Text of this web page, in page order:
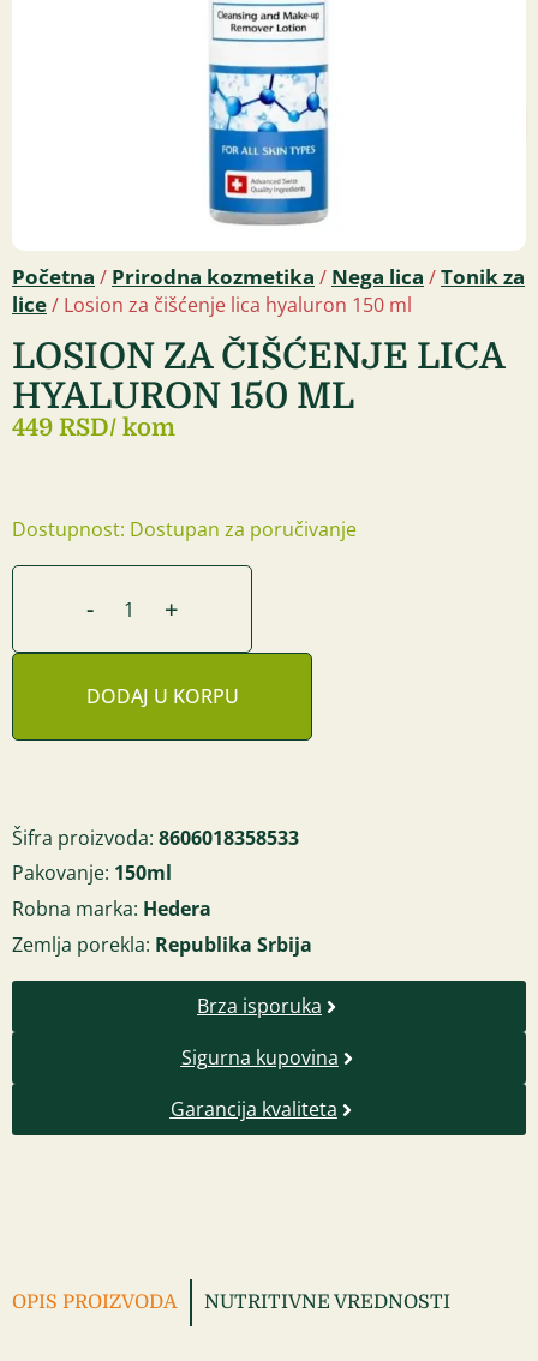
Početna / Prirodna kozmetika / Nega lica /Tonik za
lice/ Losion za čišćenje lica hyaluron 150 ml
LOSION ZA ČIŠĆENJE LICA
HYALURON 150 ML
449 RSD/ kom
Dostupnost: Dostupan za poručivanje
- +
DODAJ U KORPU
Šifra proizvoda: 8606018358533
Pakovanje: 150ml
Robna marka: Hedera
Zemlja porekla: Republika Srbija
Brza isporuka
Sigurna kupovina
Garancija kvaliteta
OPIS PROIZVODA NUTRITIVNE VREDNOSTI